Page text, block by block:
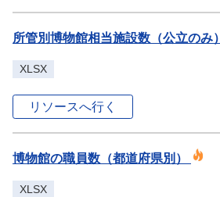
所管別博物館相当施設数（公立のみ）
XLSX
リソースへ行く
博物館の職員数（都道府県別）
XLSX